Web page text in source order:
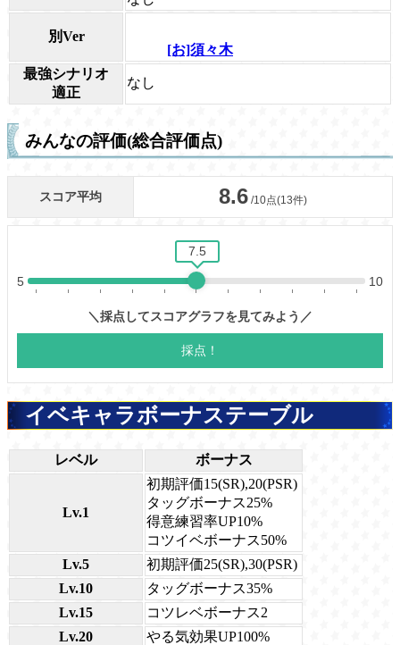
別Ver
[お]須々木
最強シナリオ
適正
なし
みんなの評価(総合評価点)
イベキャラボーナステーブル
レベル ボーナス
Lv.1
初期評価15(SR),20(PSR)
タッグボーナス25%
得意練習率UP10%
コツイベボーナス50%
Lv.5
初期評価25(SR),30(PSR)
Lv.10
タッグボーナス35%
Lv.15
コツレベボーナス2
Lv.20
やる気効果UP100%